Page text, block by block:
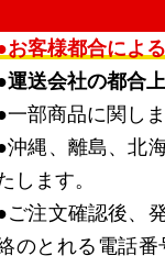
お客様都合によ
運送会社の都合
一部商品に関し
沖縄、離島、北
します。
ご注文確認後、
のとれる電話